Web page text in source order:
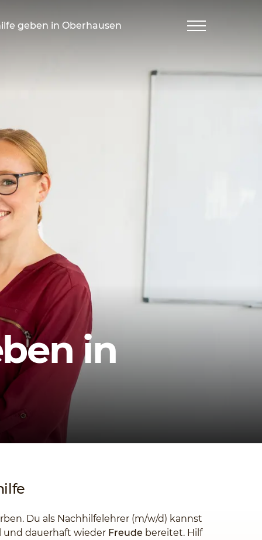
geben in Oberhausen
Navigation
in
Du als Nachhilfelehrer (m/w/d) kannst
und dauerhaft wieder Freude bereitet. Hilf